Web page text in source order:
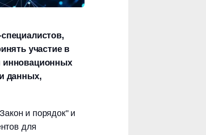
участие в
инновационных
данных,
и порядок" и
для